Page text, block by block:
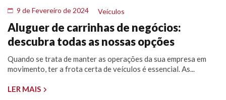
9 de Fevereiro de 2024 Veículos
Aluguer de carrinhas de negócios:
descubra todas as nossas opções
Quando se trata de manter as operações da sua empresa em
movimento, ter a frota certa de veículos é essencial. As...
LER MAIS